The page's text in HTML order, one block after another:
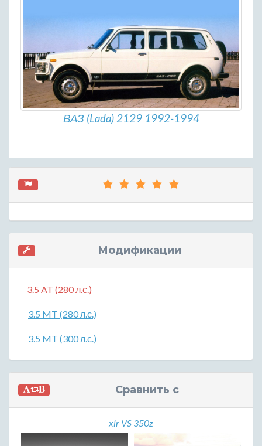
ВАЗ (Lada) 2129 1992-1994
Модификации
3.5 AT (280 л.с.)
3.5 MT (280 л.с.)
3.5 MT (300 л.с.)
Сравнить с
xlr VS 350z